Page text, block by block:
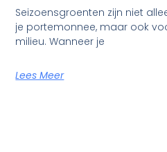
Seizoensgroenten zijn niet
je portemonnee, maar ook
milieu. Wanneer je
Lees Meer